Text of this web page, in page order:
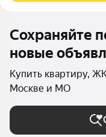
Сохраняйте
новые
Купить квартиру,
Москве и МО